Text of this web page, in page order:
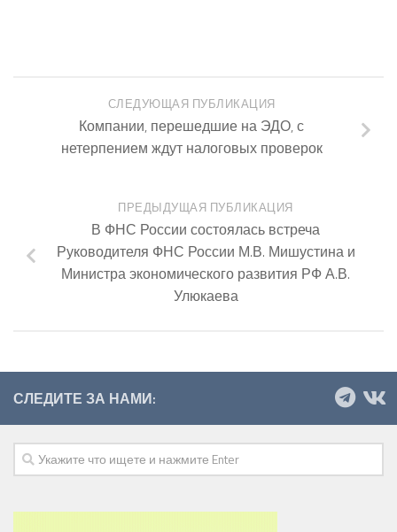
СЛЕДУЮЩАЯ ПУБЛИКАЦИЯ
Компании, перешедшие на ЭДО, с
нетерпением ждут налоговых проверок
ПРЕДЫДУЩАЯ ПУБЛИКАЦИЯ
В ФНС России состоялась встреча
Руководителя ФНС России М.В. Мишустина и
Министра экономического развития РФ А.В.
Улюкаева
СЛЕДИТЕ ЗА НАМИ: